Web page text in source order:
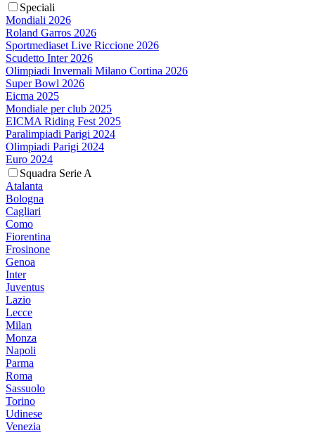
Speciali
Mondiali 2026
Roland Garros 2026
Sportmediaset Live Riccione 2026
Scudetto Inter 2026
Olimpiadi Invernali Milano Cortina 2026
Super Bowl 2026
Eicma 2025
Mondiale per club 2025
EICMA Riding Fest 2025
Paralimpiadi Parigi 2024
Olimpiadi Parigi 2024
Euro 2024
Squadra Serie A
Atalanta
Bologna
Cagliari
Como
Fiorentina
Frosinone
Genoa
Inter
Juventus
Lazio
Lecce
Milan
Monza
Napoli
Parma
Roma
Sassuolo
Torino
Udinese
Venezia